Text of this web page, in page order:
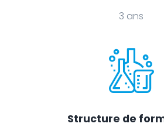
3 ans
Structure de